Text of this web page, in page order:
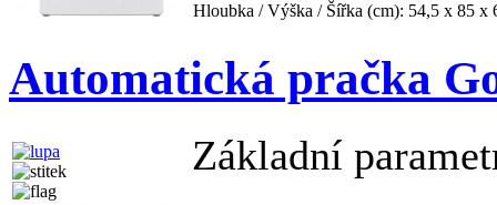
Hloubka / Výška / Šířka (cm): 54,5 x 85 x
Automatická pračka
Základní